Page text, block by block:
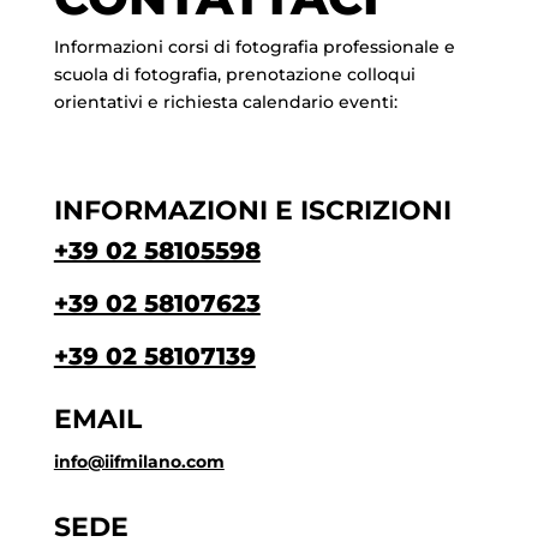
Informazioni corsi di fotografia professionale e
scuola di fotografia, prenotazione colloqui
orientativi e richiesta calendario eventi:
INFORMAZIONI E ISCRIZIONI
+39 02 58105598
+39 02 58107623
+39 02 58107139
EMAIL
info@iifmilano.com
SEDE